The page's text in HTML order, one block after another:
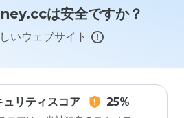
は安全ですか？
いウェブサイト
ュリティスコア 25%